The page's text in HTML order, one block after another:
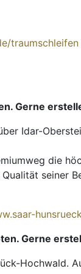
traumschleifen
Gerne
Idar-
die
seiner
Gerne
Hochwald.